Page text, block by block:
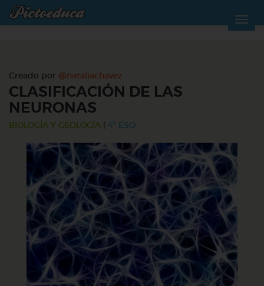
Creado por @nataliachavez
CLASIFICACIÓN DE LAS
NEURONAS
BIOLOGÍA Y GEOLOGÍA 4º ESO